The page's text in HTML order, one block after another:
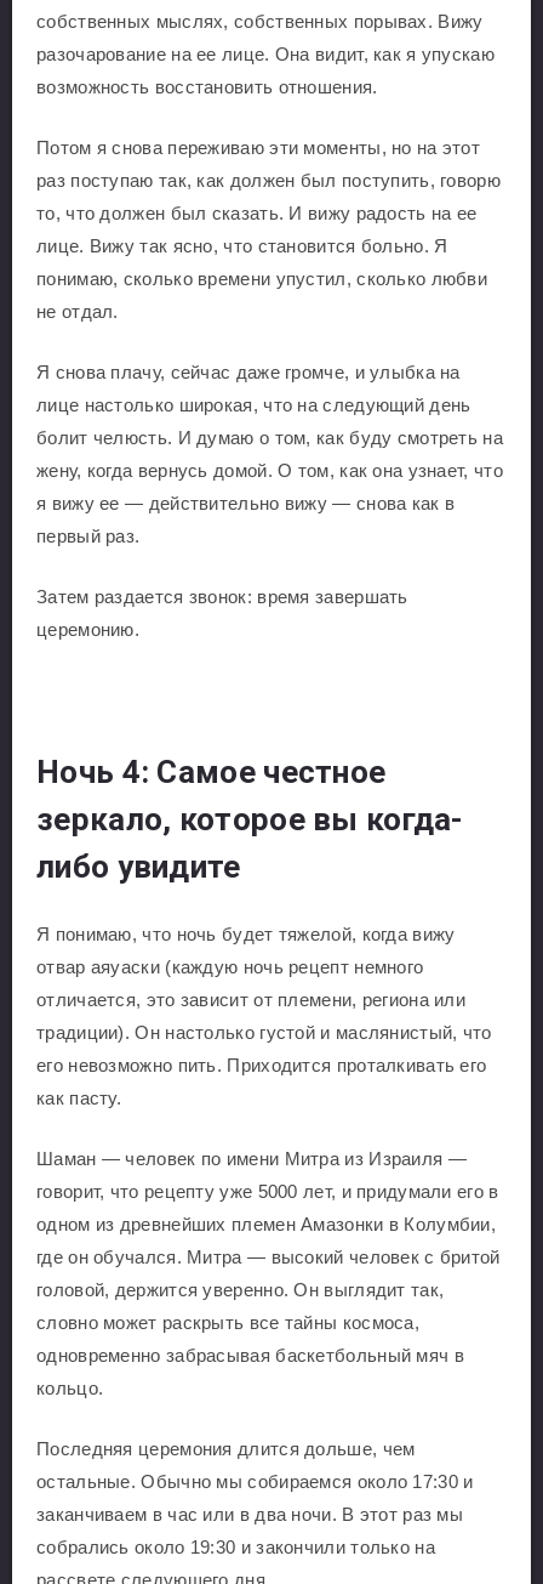
собственных мыслях, собственных порывах. Вижу
разочарование на ее лице. Она видит, как я упускаю
возможность восстановить отношения.
Потом я снова переживаю эти моменты, но на этот
раз поступаю так, как должен был поступить, говорю
то, что должен был сказать. И вижу радость на ее
лице. Вижу так ясно, что становится больно. Я
понимаю, сколько времени упустил, сколько любви
не отдал.
Я снова плачу, сейчас даже громче, и улыбка на
лице настолько широкая, что на следующий день
болит челюсть. И думаю о том, как буду смотреть на
жену, когда вернусь домой. О том, как она узнает, что
я вижу ее — действительно вижу — снова как в
первый раз.
Затем раздается звонок: время завершать
церемонию.
Ночь 4: Самое честное
зеркало, которое вы когда-
либо увидите
Я понимаю, что ночь будет тяжелой, когда вижу
отвар аяуаски (каждую ночь рецепт немного
отличается, это зависит от племени, региона или
традиции). Он настолько густой и маслянистый, что
его невозможно пить. Приходится проталкивать его
как пасту.
Шаман — человек по имени Митра из Израиля —
говорит, что рецепту уже 5000 лет, и придумали его в
одном из древнейших племен Амазонки в Колумбии,
где он обучался. Митра — высокий человек с бритой
головой, держится уверенно. Он выглядит так,
словно может раскрыть все тайны космоса,
одновременно забрасывая баскетбольный мяч в
кольцо.
Последняя церемония длится дольше, чем
остальные. Обычно мы собираемся около 17:30 и
заканчиваем в час или в два ночи. В этот раз мы
собрались около 19:30 и закончили только на